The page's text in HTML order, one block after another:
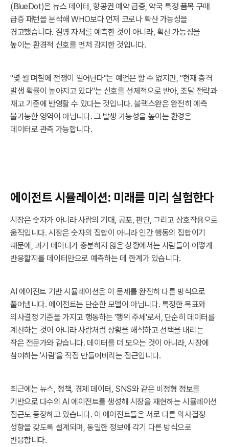
(BlueDot)은 뉴스 데이터, 항공권 예약 급증, 약국 특정 품목 구매
급증 패턴을 분석해 WHO보다 먼저 코로나 확산 가능성을
경고했습니다. 질병 자체를 예측한 것이 아니라, 확산 가능성을
높이는 환경적 신호를 먼저 감지한 것입니다.
"몇 월 며칠에 전쟁이 일어난다"는 예언은 할 수 없지만, "현재 충격
발생 확률이 높아지고 있다"는 신호를 선제적으로 받아, 조달 전략과
재고 기준에 반영할 수 있다는 것입니다. 블랙스완은 완전히 예측
불가능한 영역이 아닙니다. 그 발생 가능성을 높이는 환경은
데이터로 관측 가능합니다.
에이전트 시뮬레이션: 미래를 미리 실험한다
시장은 숫자가 아니라 사람의 기대, 공포, 판단, 그리고 상호작용으로
움직입니다. 시장은 숫자의 집합이 아니라 인간 행동의 집합이기
때문에, 과거 데이터가 충분하지 않은 상황에서는 사람들이 어떻게
반응할지를 데이터만으로 예측하는 데 한계가 있습니다.
AI 에이전트 기반 시뮬레이션은 이 문제를 완전히 다른 방식으로
풀어냅니다. 에이전트는 단순한 모델이 아닙니다. 특정한 목표와
의사결정 기준을 가지고 행동하는 '행위 주체'로서, 단순히 데이터를
계산하는 것이 아니라 사람처럼 상황을 해석하고 선택을 내리는
작은 전문가와 같습니다. 데이터를 더 모으는 것이 아니라, 시장에
참여하는 '사람'을 직접 만들어버리는 접근입니다.
최근에는 뉴스, 정책, 경제 데이터, SNS와 같은 비정형 정보를
기반으로 다수의 AI 에이전트를 생성해 시장을 재현하는 시뮬레이션
접근도 등장하고 있습니다. 이 에이전트들은 서로 다른 의사결정
성향을 갖도록 설계되며, 동일한 정보에 각기 다른 방식으로
반응합니다.